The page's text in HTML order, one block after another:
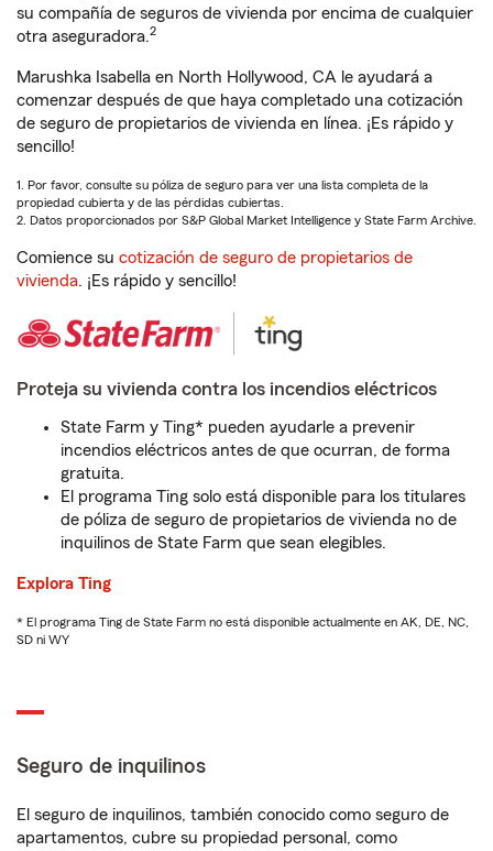
su compañía de seguros de vivienda por encima de cualquier
otra aseguradora.2
Marushka Isabella en North Hollywood, CA le ayudará a
comenzar después de que haya completado una cotización
de seguro de propietarios de vivienda en línea. ¡Es rápido y
sencillo!
1. Por favor, consulte su póliza de seguro para ver una lista completa de la
propiedad cubierta y de las pérdidas cubiertas.
2. Datos proporcionados por S&P Global Market Intelligence y State Farm Archive.
Comience su cotización de seguro de propietarios de
vivienda. ¡Es rápido y sencillo!
Proteja su vivienda contra los incendios eléctricos
State Farm y Ting* pueden ayudarle a prevenir
incendios eléctricos antes de que ocurran, de forma
gratuita.
El programa Ting solo está disponible para los titulares
de póliza de seguro de propietarios de vivienda no de
inquilinos de State Farm que sean elegibles.
Explora Ting
* El programa Ting de State Farm no está disponible actualmente en AK, DE, NC,
SD ni WY
Seguro de inquilinos
El seguro de inquilinos, también conocido como seguro de
apartamentos, cubre su propiedad personal, como